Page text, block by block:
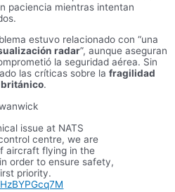
paciencia mientras intentan
estuvo relacionado con “una
radar”, aunque aseguran
la seguridad aérea. Sin
las críticas sobre la fragilidad
británico.
issue at NATS
centre, we are
aircraft flying in the
order to ensure safety,
priority.